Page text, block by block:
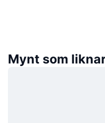
Mynt som